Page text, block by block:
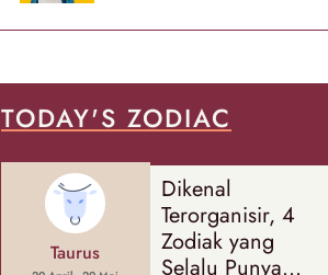
TODAY'S ZODIAC
Taurus
Dikenal
Terorganisir, 4
Zodiak yang
Selalu Punya